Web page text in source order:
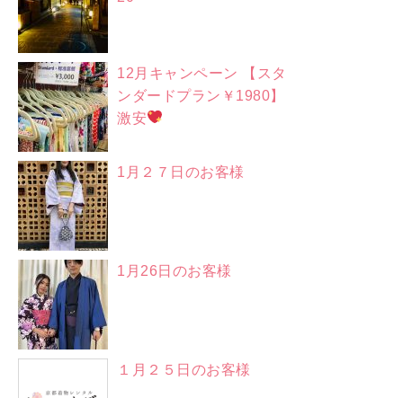
12月キャンペーン 【スタ
ンダードプラン￥1980】
激安
1月２７日のお客様
1月26日のお客様
１月２５日のお客様